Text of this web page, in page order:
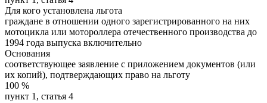
Для кого установлена льгота
граждане в отношении одного зарегистрированного на них
мотоцикла или мотороллера отечественного производства до
1994 года выпуска включительно
Основания
соответствующее заявление с приложением документов (или
их копий), подтверждающих право на льготу
100 %
пункт 1, статья 4